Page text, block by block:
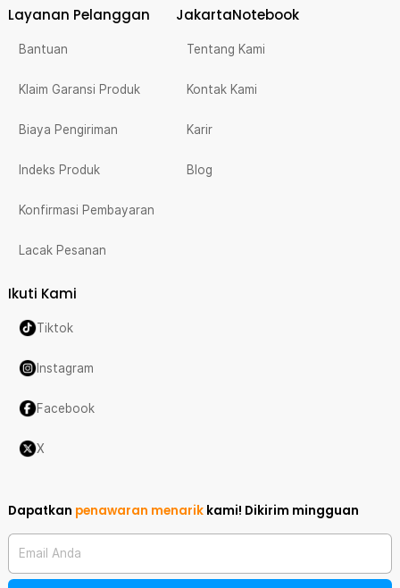
Layanan Pelanggan
Bantuan
Klaim Garansi Produk
Biaya Pengiriman
Indeks Produk
Konfirmasi Pembayaran
Lacak Pesanan
JakartaNotebook
Tentang Kami
Kontak Kami
Karir
Blog
Ikuti Kami
Tiktok
Instagram
Facebook
X
Dapatkan penawaran menarik kami! Dikirim mingguan
Email Anda